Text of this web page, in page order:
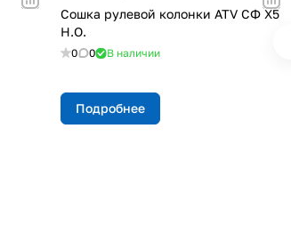
Cошка рулевой колонки ATV СФ X5
Н.О.
0 0 В наличии
Подробнее